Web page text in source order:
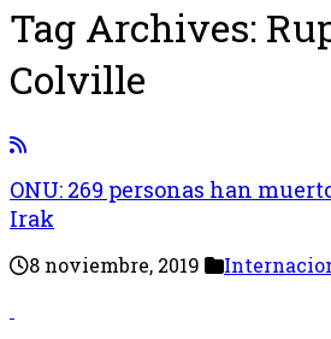
Tag Archives:
Colville
ONU: 269 personas han
Irak
8 noviembre, 2019